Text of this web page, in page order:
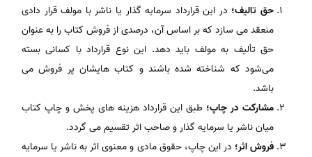
حق تالیف؛
در این قرارداد سرمایه‎ گذار یا ناشر با مولف قرار دادی
منعقد می سازد که بر اساس آن، درصدی از فروش کتاب را به عنوان
حق تألیف به مولف باید دهد. این نوع قرارداد با کسانی بسته
می‌شود که شناخته شده باشند و کتاب هایشان پر فروش می
باشد.
مشارکت در چاپ؛
طبق این قرارداد هزینه ‎ها‎ی پخش و چاپ کتاب
میان ناشر یا سرمایه گذار و صاحب اثر تقسیم می گردد.
فروش اثر؛ در این چاپ، حقوق مادی و معنوی اثر به ناشر یا سرمایه